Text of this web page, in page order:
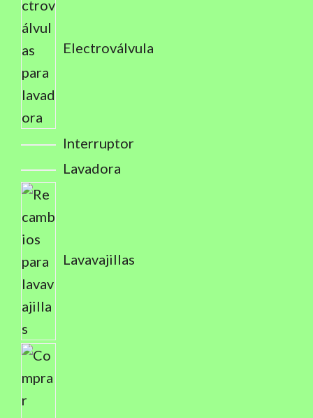
Electroválvula
Interruptor
Lavadora
Lavavajillas